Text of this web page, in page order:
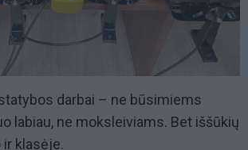
darbai – ne būsimiems
labiau, ne moksleiviams. Bet iššūkių
ir klasėje.